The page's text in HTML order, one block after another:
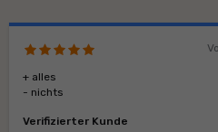
+ alles
- nichts
Verifizierter Kunde